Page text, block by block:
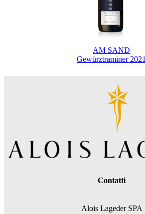
AM SAND
Gewürztraminer 2021
Contatti
Alois Lageder SPA